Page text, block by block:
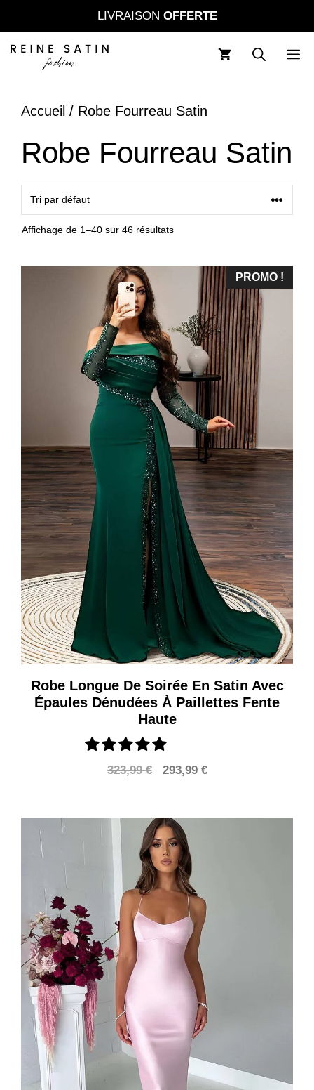
au
contenu
LIVRAISON OFFERTE
Accueil / Robe Fourreau Satin
Robe Fourreau Satin
Affichage de 1–40 sur 46 résultats
PROMO !
Robe Longue De Soirée En Satin Avec
Épaules Dénudées À Paillettes Fente
Haute
323,99€
Le
était :
323,99 €.
293,99 €Le
est :